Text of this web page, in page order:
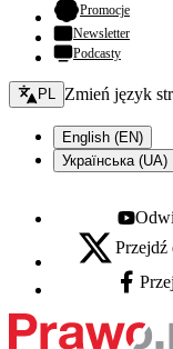
Promocje-
Newsletter
Podcasty
Zmień język - bieżący:
PL Zmień język
English (EN)
Українська (UA)
Youtube -
X - otwiera się w
Facebook